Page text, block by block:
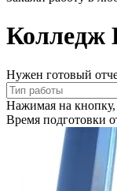
Колледж
Нужен готовый
Нажимая на кнопку,
Время подготовки